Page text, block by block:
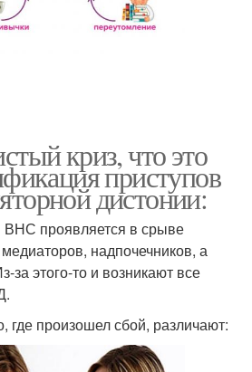
криз, что это
приступов
дистонии:
ВНС проявляется в срыве
надпочечников, а
за этого-то и возникают все
где произошел сбой, различают: